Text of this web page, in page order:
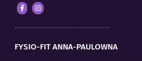
FYSIO-FIT ANNA-PAULOWNA